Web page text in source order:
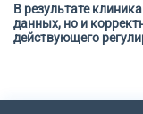
В результате
данных, но и
действующего